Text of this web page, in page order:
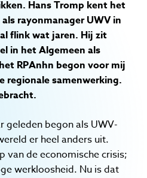
Hans Tromp kent het
rayonmanager UWV in
flink wat jaren. Hij zit
in het Algemeen als
RPAnhn begon voor mij
regionale samenwerking.
geleden begon als UWV-
er heel anders uit.
van de economische crisis;
werkloosheid. Nu is dat